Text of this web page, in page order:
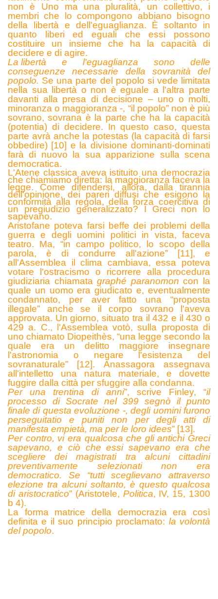
non è Uno ma una pluralità, un collettivo, i
membri che lo compongono abbiano bisogno
della libertà e dell'eguaglianza. È soltanto in
quanto liberi ed eguali che essi possono
costituire un insieme che ha la capacità di
decidere e di agire.
La libertà e l'eguaglianza sono delle
conseguenze necessarie della sovranità del
popolo. Se una parte del popolo si vede limitata
nella sua libertà o non è eguale a l'altra parte
davanti alla presa di decisione – uno o molti,
minoranza o maggioranza -, “il popolo” non è più
sovrano, sovrana è la parte che ha la capacità
(potentia) di decidere. In questo caso, questa
parte avrà anche la potestas (la capacità di farsi
obbedire) [10] e la divisione dominanti-dominati
farà di nuovo la sua apparizione sulla scena
democratica.
L'Atene classica aveva istituito una democrazia
che chiamiamo diretta: la maggioranza faceva la
legge. Come difendersi, allora, dalla tirannia
dell'opinione, dei pareri diffusi che esigono la
conformità alla regola, della forza coercitiva di
un pregiudizio generalizzato? I Greci non lo
sapevano.
Aristofane poteva farsi beffe dei problemi della
guerra e degli uomini politici in vista, faceva
teatro. Ma, “in campo politico, lo scopo della
parola, è di condurre all'azione” [11], e
all'Assemblea il clima cambiava, essa poteva
votare l'ostracismo o ricorrere alla procedura
giudiziaria chiamatagraphé paranomon con la
quale un uomo era giudicato e, eventualmente
condannato, per aver fatto una “proposta
illegale” anche se il corpo sovrano l'aveva
approvata. Un giorno, situato tra il 432 e il 430 o
429 a. C., l'Assemblea votò, sulla proposta di
uno chiamato Diopeithès, “una legge secondo la
quale era un delitto maggiore insegnare
l'astronomia o negare l'esistenza del
sovranaturale” [12]. Anassagora assegnava
all'intelletto una natura materiale, e dovette
fuggire dalla città per sfuggire alla condanna.
Per una trentina di anni”, scrive Finley, “il
processo di Socrate nel 399 segnò il punto
finale di questa evoluzione -, degli uomini furono
perseguitatio e puniti non per degli atti di
manifesta empietà, ma per le loro idees” [13].
Per contro, vi era qualcosa che gli antichi Greci
sapevano, e ciò che essi sapevano era che
scegliere dei magistrati tra alcuni cittadini
preventivamente selezionati non era
democratico. Se “tutti sceglievano attraverso
elezione tra alcuni soltanto, è questo qualcosa
di aristocratico” (Aristotele, Politica, IV, 15, 1300
b 4).
La forma matrice della democrazia era così
definita e il suo principio proclamato: la volontà
del popolo.